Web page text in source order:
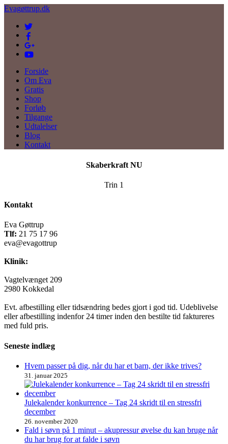
Evagøttrup.dk
Forside
Om Eva
Gratis
Shop
Forløb
Tilgange
Udtalelser
Blog
Kontakt
Skaberkraft NU
Trin 1
Kontakt
Eva Gøttrup
Tlf: 21 75 17 96
eva@evagottrup
Klinik:
Vagtelvænget 209
2980 Kokkedal
Evt. afbestilling eller tidsændring bedes gjort i god tid. Udeblivelse
eller afbestilling indenfor 24 timer inden den bestilte tid faktureres
med fuld pris.
Seneste indlæg
Hvem passer på dig, når du har et barn, der ikke trives?
31. januar 2025
Julekalender konkurrence – Tag 24 skridt til en stressfri
december
26. november 2020
Fald i søvn på 1 minut – akupressur øvelse du kan bruge når
du har brug for at falde i søvn